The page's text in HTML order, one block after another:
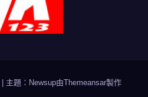
主題：Newsup由Themeansar製作